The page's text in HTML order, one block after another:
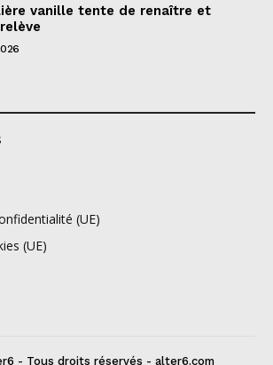
vanille tente de renaître et
(UE)
(UE)
- Tous droits réservés - alter6.com